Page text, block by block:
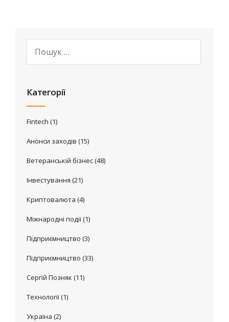
Категорії
Fintech (1)
Анонси заходів (15)
Ветеранській бізнес(48)
Інвестування (21)
Криптовалюта (4)
Міжнародні події(1)
Підприємництво (3)
Підприємництво (33)
Сергій Позняк (11)
Технології(1)
Україна (2)